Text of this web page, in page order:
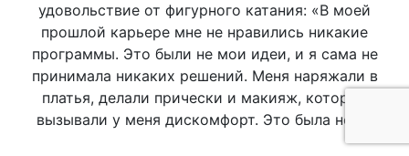
удовольствие от фигурного катания: «В моей
прошлой карьере мне не нравились никакие
программы. Это были не мои идеи, и я сама не
принимала никаких решений. Меня наряжали в
платья, делали прически и макияж, которые
вызывали у меня дискомфорт. Это была не я»